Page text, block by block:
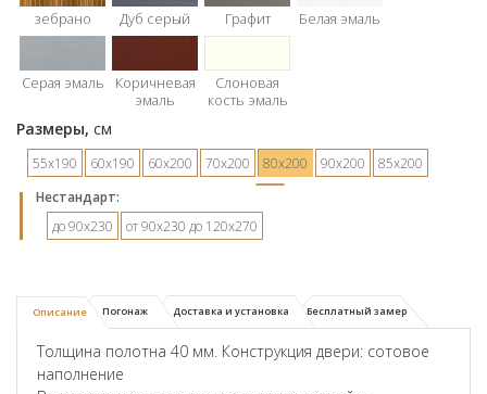
зебрано Дуб серый Графит Белая эмаль
Серая эмаль
Коричневая
эмаль
Слоновая
кость эмаль
Размеры, см
55х190 60х190 60х200 70х200 80х200 90х200
85х200
Hестандарт:
до 90х230
от 90х230 до 120х270
Описание Погонаж Доставка и установка Бесплатный замер
Толщина полотна 40 мм. Конструкция двери: сотовое
наполнение